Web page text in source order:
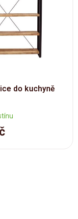
do kuchyně